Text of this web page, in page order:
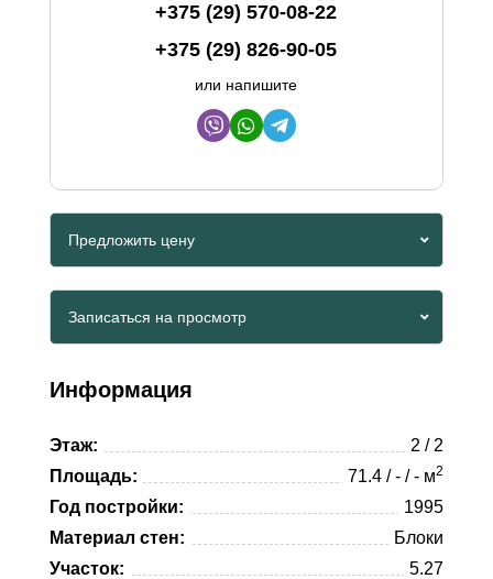
+375 (29) 570-08-22
+375 (29) 826-90-05
или напишите
Предложить цену
Viber
Записаться на просмотр
Telegram
Информация
Этаж:
2 / 2
Площадь:
71.4 / - / - м2
Год постройки:
1995
Материал стен:
Блоки
Участок:
5.27